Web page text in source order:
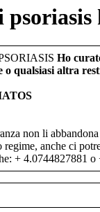
Ho
o qualsiasi altra
non li
regime, anche ci
+ 4.0744827881